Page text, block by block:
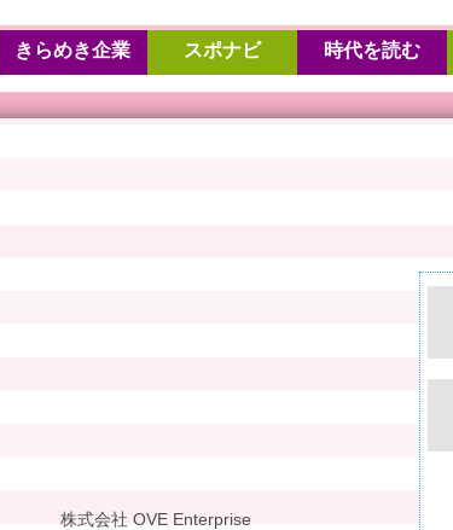
きらめき企業 スポナビ 時代を読む
株式会社 OVE Enterprise